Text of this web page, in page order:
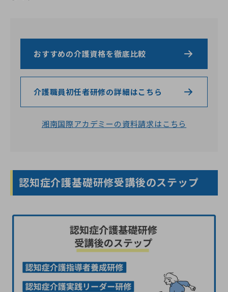
おすすめの介護資格を徹底比較
介護職員初任者研修の詳細はこちら
湘南国際アカデミーの資料請求はこちら
認知症介護基礎研修受講後のステップ